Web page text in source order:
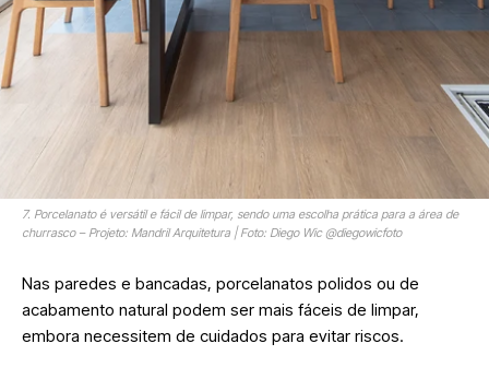
7. Porcelanato é versátil e fácil de limpar, sendo uma escolha prática para a área de
churrasco – Projeto: Mandril Arquitetura | Foto: Diego Wic @diegowicfoto
Nas paredes e bancadas, porcelanatos polidos ou de
acabamento natural podem ser mais fáceis de limpar,
embora necessitem de cuidados para evitar riscos.